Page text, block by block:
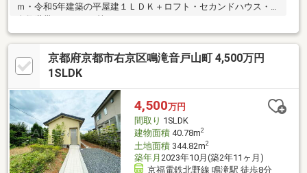
ｍ・令和5年建築の平屋建１ＬＤＫ＋ロフト・セカンドハウス・少
人数世帯・アトリエ等にも
京都府京都市右京区鳴滝音戸山町 4,500万円
1SLDK
4,500万円
間取り 1SLDK
建物面積40.78m2
土地面積344.82m2
築年月 2023年10月(築2年11ヶ月)
京福電鉄北野線 鳴滝駅 徒歩8分